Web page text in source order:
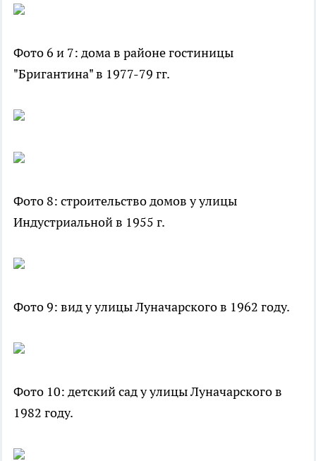
Фото 6 и 7: дома в районе гостиницы
"Бригантина" в 1977-79 гг.
Фото 8: строительство домов у улицы
Индустриальной в 1955 г.
Фото 9: вид у улицы Луначарского в 1962 году.
Фото 10: детский сад у улицы Луначарского в
1982 году.